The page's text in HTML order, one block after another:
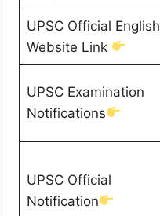
UPSC Official English
Website Link
UPSC Examination
Notifications
UPSC Official
Notification